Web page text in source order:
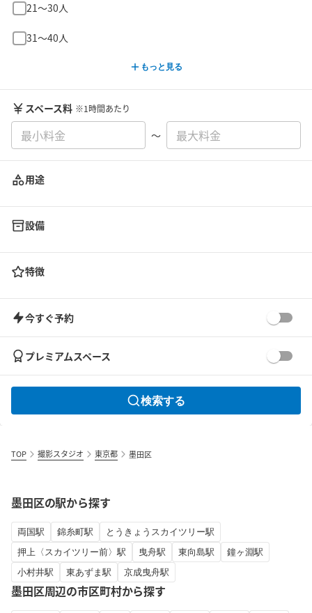
21〜30人
31〜40人
もっと見る
スペース料 ※1時間あたり
〜
用途
設備
特徴
今すぐ予約
プレミアムスペース
検索する
TOP 撮影スタジオ 東京都 墨田区
墨田区の駅から探す
両国駅 錦糸町駅
とうきょうスカイツリー駅
押上〈スカイツリー前〉駅
曳舟駅 東向島駅
鐘ヶ淵駅
小村井駅
東あずま駅 京成曳舟駅
墨田区周辺の市区町村から探す